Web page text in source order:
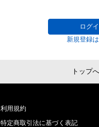
each bar, composing
complete only when
Furthermore, the
for “NFT for the rights
24th, 2021. The first-
link for WAV file of the
上記にかかわらず、消
れる場合、株式会社幻
幻冬舎が最初に購入者
●Cautions Regarding
ログ
新規登録
トップ
利用規約
特定商取引法に基づく表記